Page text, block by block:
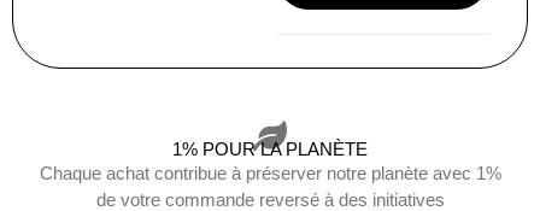
1% POUR LA PLANÈTE
Chaque achat contribue à préserver notre planète avec 1%
de votre commande reversé à des initiatives